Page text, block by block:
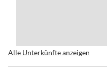
Alle Unterkünfte anzeigen